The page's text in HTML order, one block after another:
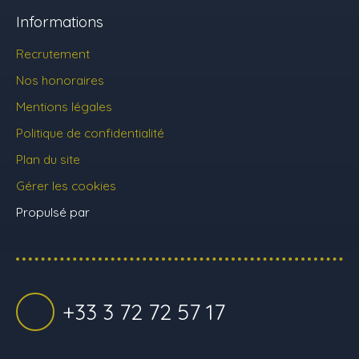
Informations
Recrutement
Nos honoraires
Mentions légales
Politique de confidentialité
Plan du site
Gérer les cookies
Propulsé par
+33 3 72 72 57 17